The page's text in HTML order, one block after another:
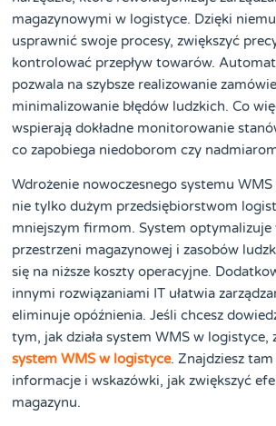
magazynowymi w logistyce. Dzięki
usprawnić swoje procesy, zwiększyć
kontrolować przepływ towarów.
pozwala na szybsze realizowanie
minimalizowanie błędów ludzkich. Co
wspierają dokładne monitorowanie
co zapobiega niedoborom czy
Wdrożenie nowoczesnego systemu
nie tylko dużym przedsiębiorstwom
mniejszym firmom. System optymalizuje
przestrzeni magazynowej i zasobów
się na niższe koszty operacyjne.
innymi rozwiązaniami IT ułatwia
eliminuje opóźnienia. Jeśli chcesz
tym, jak działa system WMS w logistyce,
system WMS w logistyce. Znajdziesz
informacje i wskazówki, jak zwiększyć
magazynu.